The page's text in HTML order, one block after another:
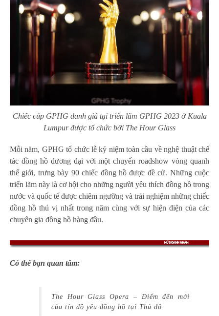
Chiếc cúp GPHG danh giá tại triển lãm GPHG 2023 ở Kuala
Lumpur được tổ chức bởi The Hour Glass
Mỗi năm, GPHG tổ chức lễ kỷ niệm toàn cầu về nghệ thuật chế
tác đồng hồ đương đại với một chuyến roadshow vòng quanh
thế giới, trưng bày 90 chiếc đồng hồ được đề cử. Những cuộc
triển lãm này là cơ hội cho những người yêu thích đồng hồ trong
nước và quốc tế được chiêm ngưỡng và trải nghiệm những chiếc
đồng hồ thú vị nhất trong năm cùng với sự hiện diện của các
chuyên gia đồng hồ hàng đầu.
Có thể bạn quan tâm:
The Hour Glass Opera – Điểm đến mới
của tín đồ yêu đồng hồ tại Thủ đô